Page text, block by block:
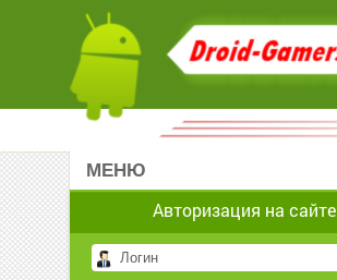
МЕНЮ
Авторизация на сайте